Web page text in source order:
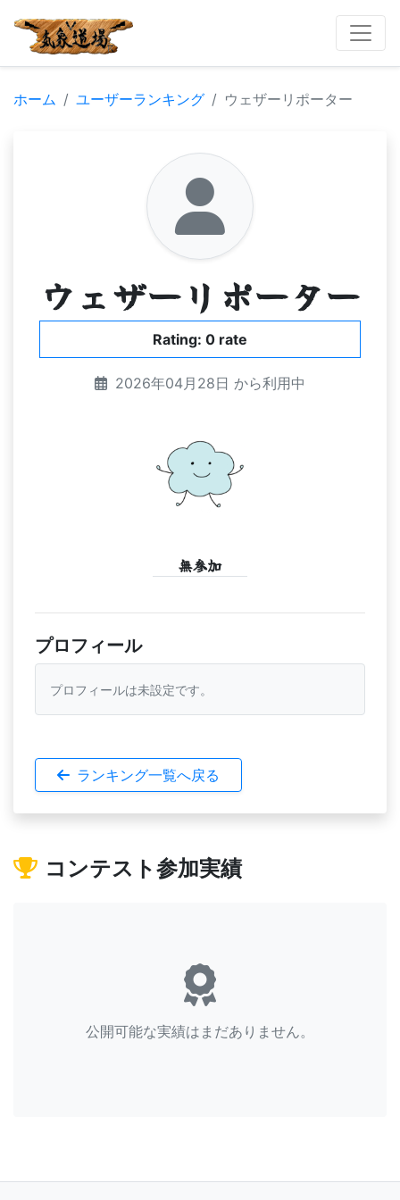
ホーム ユーザーランキング ウェザーリポーター
ウェザーリポーター
Rating: 0 rate
2026年04月28日 から利用中
無参加
プロフィール
プロフィールは未設定です。
ランキング一覧へ戻る
コンテスト参加実績
公開可能な実績はまだありません。